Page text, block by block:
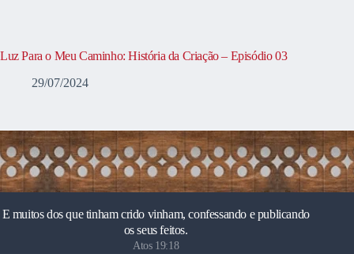
Luz Para o Meu Caminho: História da Criação – Episódio 03
29/07/2024
E muitos dos que tinham crido vinham, confessando e publicando
os seus feitos.
Atos 19:18